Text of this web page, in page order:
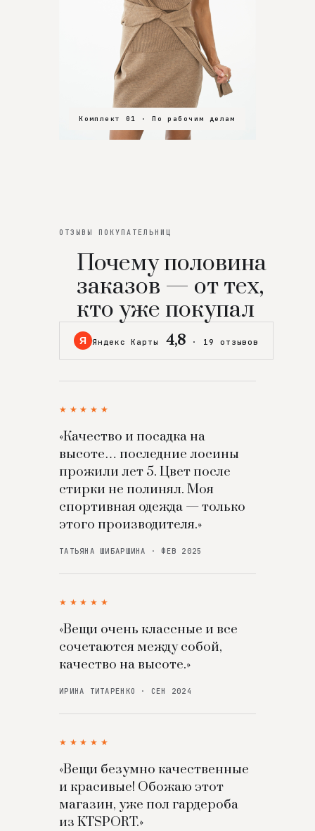
Комплект 01 · По рабочим делам
Комплект 02 · В зал
Комплект 03 · На особенный вечер
ОТЗЫВЫ ПОКУПАТЕЛЬНИЦ
Почему половина
заказов — от тех,
кто уже покупал
Я Яндекс Карты 4,8 · 19 отзывов
★★★★★
«Качество и посадка на
высоте… последние лосины
прожили лет 5. Цвет после
стирки не полинял. Моя
спортивная одежда — только
этого производителя.»
ТАТЬЯНА ШИБАРШИНА · ФЕВ 2025
★★★★★
«Вещи очень классные и все
сочетаются между собой,
качество на высоте.»
ИРИНА ТИТАРЕНКО · СЕН 2024
★★★★★
«Вещи безумно качественные
и красивые! Обожаю этот
магазин, уже пол гардероба
из KTSPORT.»